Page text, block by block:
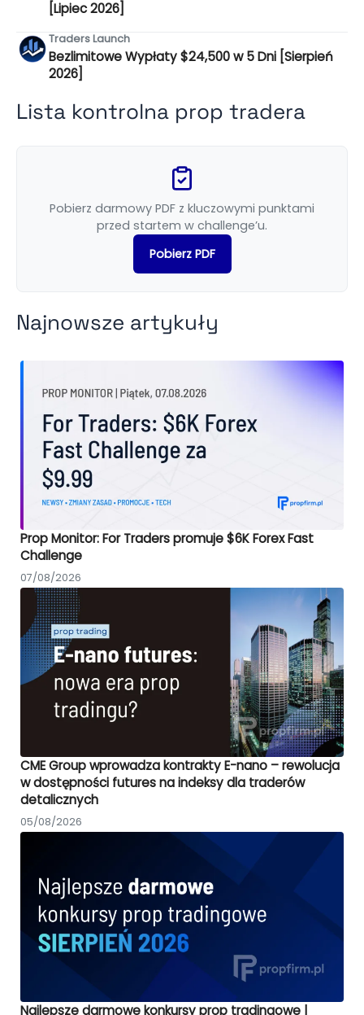
[Lipiec 2026]
Traders Launch
Bezlimitowe Wypłaty $24,500 w 5 Dni [Sierpień
2026]
Lista kontrolna prop tradera
Pobierz darmowy PDF z kluczowymi punktami
przed startem w challenge’u.
Pobierz PDF
Najnowsze artykuły
Prop Monitor: For Traders promuje $6K Forex Fast
Challenge
07/08/2026
CME Group wprowadza kontrakty E-nano – rewolucja
w dostępności futures na indeksy dla traderów
detalicznych
05/08/2026
Najlepsze darmowe konkursy prop tradingowe |